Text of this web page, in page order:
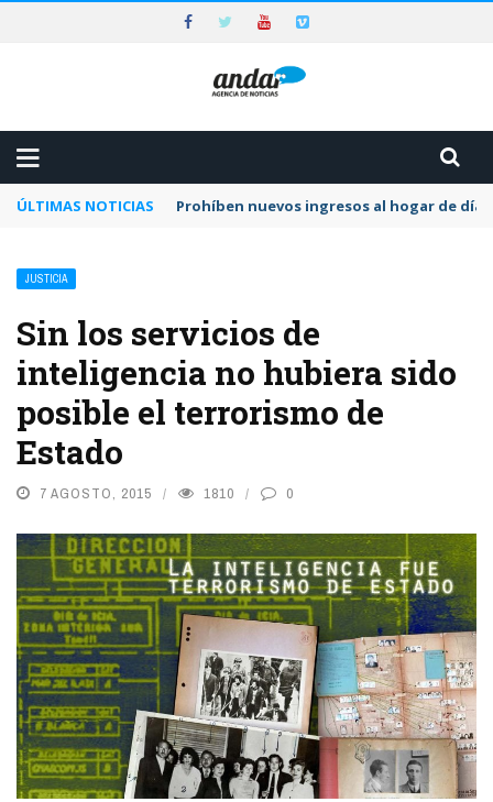
ÚLTIMAS NOTICIAS Prohíben nuevos ingresos al hogar de día
JUSTICIA
Sin los servicios de
inteligencia no hubiera sido
posible el terrorismo de
Estado
7 AGOSTO, 2015 1810 0